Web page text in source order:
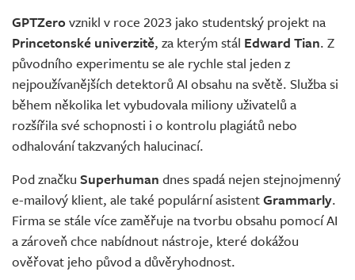
GPTZero vznikl v roce 2023 jako studentský projekt na
Princetonské univerzitě, za kterým stál Edward Tian. Z
původního experimentu se ale rychle stal jeden z
nejpoužívanějších detektorů AI obsahu na světě. Služba si
během několika let vybudovala miliony uživatelů a
rozšířila své schopnosti i o kontrolu plagiátů nebo
odhalování takzvaných halucinací.
Pod značku Superhuman dnes spadá nejen stejnojmenný
e-mailový klient, ale také populární asistentGrammarly.
Firma se stále více zaměřuje na tvorbu obsahu pomocí AI
a zároveň chce nabídnout nástroje, které dokážou
ověřovat jeho původ a důvěryhodnost.